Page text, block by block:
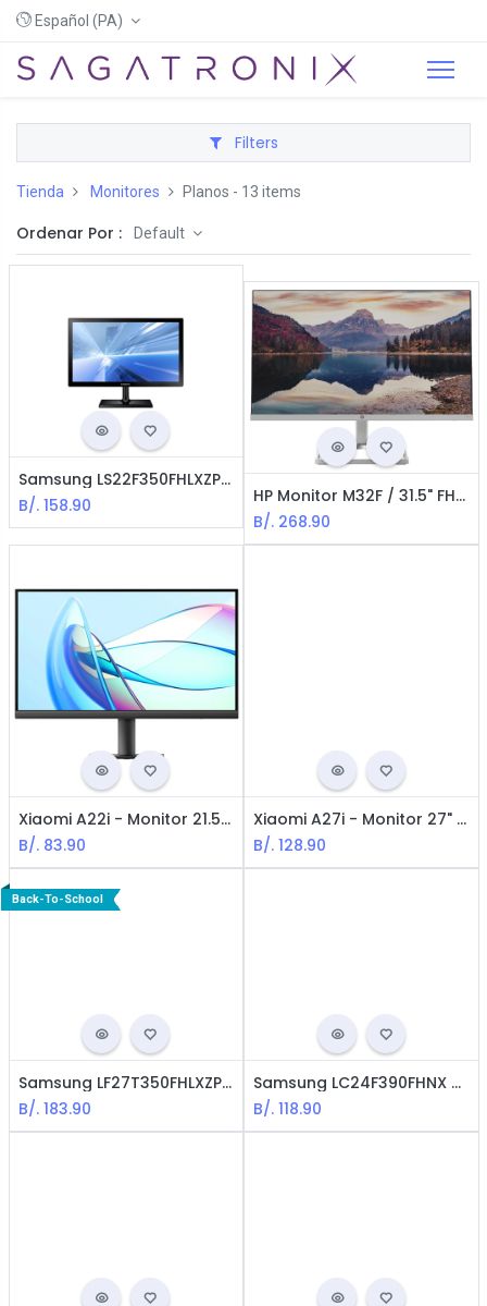
Español (PA)
Filters
Tienda Monitores Planos - 13 items
Ordenar Por : Default
Samsung LS22F350FHLXZP Monitor 21.5" LED / FHD 1080 / HDMI / VGA
B/. 158.90
HP Monitor M32F / 31.5" FHD / IPS Panel / VGA / 2* HDMI / Negro
B/. 268.90
Xiaomi A22i - Monitor 21.5" FHD 75Hz VESA Certificación Reducción de Luz Azul con 250 NITS en Brillo
B/. 83.90
Xiaomi A27i - Monitor 27" IPS FHD HDR10+ 100Hz VESA HDMI DP
B/. 128.90
Back-To-School
Samsung LF27T350FHLXZP Monitor - 27" / FHD, HDMI / 1920X1080
B/. 183.90
Samsung LC24F390FHNX Monitor Curvo - 24" / FHD, HDMI / 1920X1080
B/. 118.90